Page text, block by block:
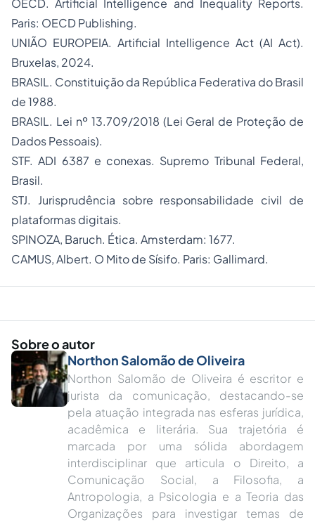
OECD. Artificial Intelligence and Inequality Reports.
Paris: OECD Publishing.
UNIÃO EUROPEIA. Artificial Intelligence Act (AI Act).
Bruxelas, 2024.
BRASIL. Constituição da República Federativa do Brasil
de 1988.
BRASIL. Lei nº 13.709/2018 (Lei Geral de Proteção de
Dados Pessoais).
STF. ADI 6387 e conexas. Supremo Tribunal Federal,
Brasil.
STJ. Jurisprudência sobre responsabilidade civil de
plataformas digitais.
SPINOZA, Baruch. Ética. Amsterdam: 1677.
CAMUS, Albert. O Mito de Sísifo. Paris: Gallimard.
Sobre o autor
Northon Salomão de Oliveira
Northon Salomão de Oliveira é escritor e
jurista da comunicação, destacando-se
pela atuação integrada nas esferas jurídica,
acadêmica e literária. Sua trajetória é
marcada por uma sólida abordagem
interdisciplinar que articula o Direito, a
Comunicação Social, a Filosofia, a
Antropologia, a Psicologia e a Teoria das
Organizações para investigar temas de